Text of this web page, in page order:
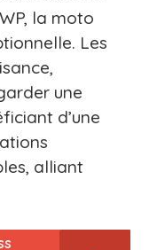
la moto
Les
une
d’une
alliant